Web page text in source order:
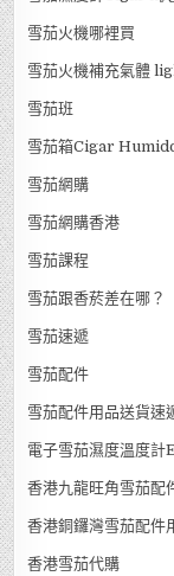
雪茄火機哪裡買
雪茄火機補充氣體
雪茄班
雪茄箱Cigar
雪茄網購
雪茄網購香港
雪茄課程
雪茄跟香菸差在哪？
雪茄速遞
雪茄配件
雪茄配件用品送貨速
電子雪茄濕度溫度
香港九龍旺角雪茄配
香港銅鑼灣雪茄配件
香港雪茄代購